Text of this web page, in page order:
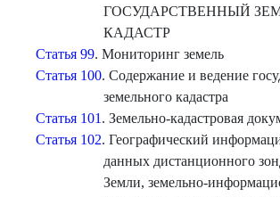
ГОСУДАРСТВЕННЫЙ
КАДАСТР
Статья 99. Мониторинг земель
Статья 100. Содержание и ведение
земельного кадастра
Статья 101 . Земельно-кадастровая
Статья 102. Географический
данных дистанционного
Земли, земельно-